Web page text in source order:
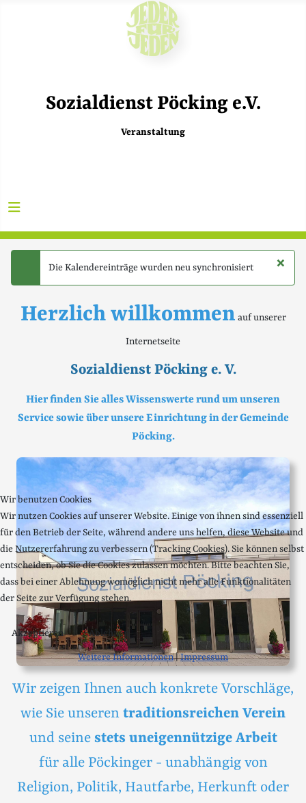
Sozialdienst Pöcking e.V.
Veranstaltung
×
Die Kalendereinträge wurden neu synchronisiert
Herzlich willkommen auf unserer
Internetseite
Sozialdienst Pöcking e. V.
Hier finden Sie alles Wissenswerte rund um unseren
Service sowie über unsere Einrichtung in der Gemeinde
Pöcking.
Wir zeigen Ihnen auch konkrete Vorschläge,
wie Sie unseren traditionsreichen Verein
und seine stets uneigennützige Arbeit
für alle Pöckinger - unabhängig von
Religion, Politik, Hautfarbe, Herkunft oder
Wir benutzen Cookies
Wir nutzen Cookies auf unserer Website. Einige von ihnen sind essenziell
für den Betrieb der Seite, während andere uns helfen, diese Website und
die Nutzererfahrung zu verbessern (Tracking Cookies). Sie können selbst
entscheiden, ob Sie die Cookies zulassen möchten. Bitte beachten Sie,
dass bei einer Ablehnung womöglich nicht mehr alle Funktionalitäten
der Seite zur Verfügung stehen.
Akzeptieren Ablehnen
Weitere Informationen|Impressum